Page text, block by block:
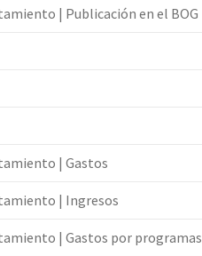
| Publicación en el BOG
| Gastos
| Ingresos
| Gastos por programas